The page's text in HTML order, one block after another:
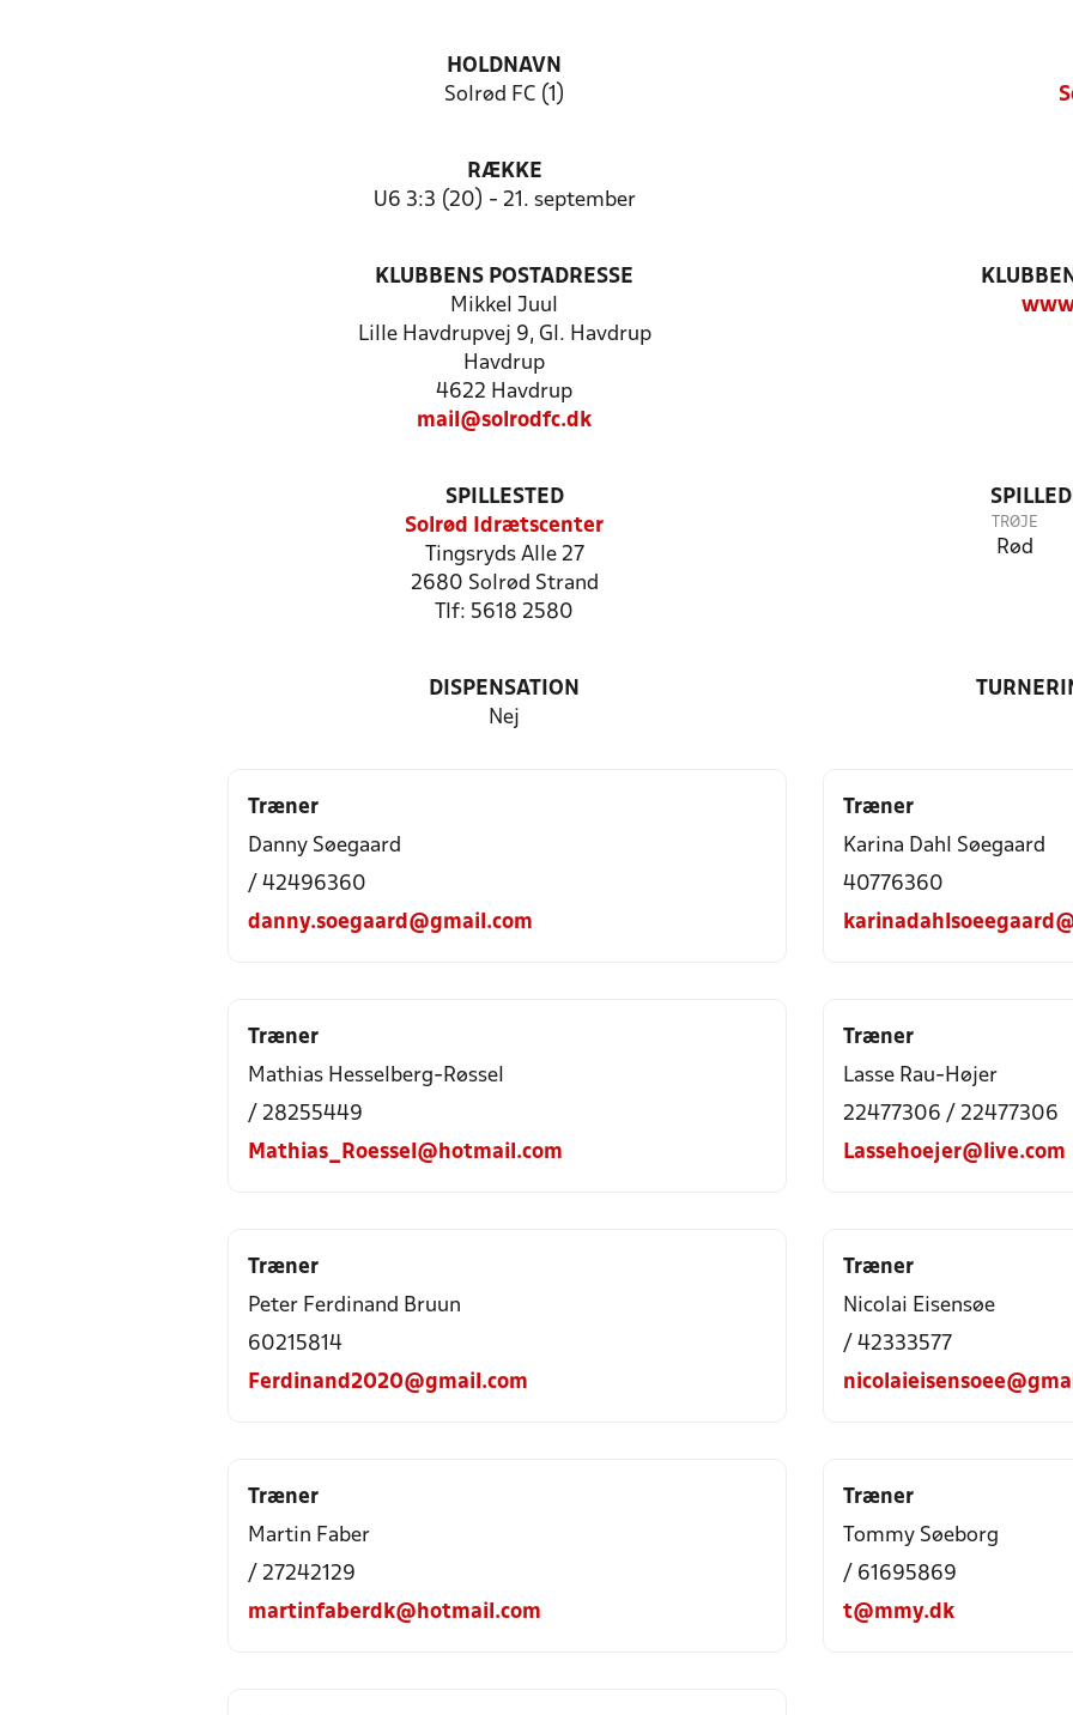
HOLDNAVN
Solrød FC (1)
RÆKKE
U6 3:3 (20) - 21. september
KLUBBENS POSTADRESSE
Mikkel Juul
Lille Havdrupvej 9, Gl. Havdrup
Havdrup
4622 Havdrup
mail@solrodfc.dk
SPILLESTED
Solrød Idrætscenter
Tingsryds Alle 27
2680 Solrød Strand
Tlf: 5618 2580
TRØJE
Rød
DISPENSATION
Nej
Træner
Danny Søegaard
/ 42496360
danny.soegaard@gmail.com
Træner
Karina Dahl Søegaard
40776360
Træner
Mathias Hesselberg-Røssel
/ 28255449
Mathias_Roessel@hotmail.com
Træner
Lasse Rau-Højer
22477306 / 22477306
Lassehoejer@live.com
Træner
Peter Ferdinand Bruun
60215814
Ferdinand2020@gmail.com
Træner
Nicolai Eisensøe
/ 42333577
Træner
Martin Faber
/ 27242129
martinfaberdk@hotmail.com
Træner
Tommy Søeborg
/ 61695869
t@mmy.dk